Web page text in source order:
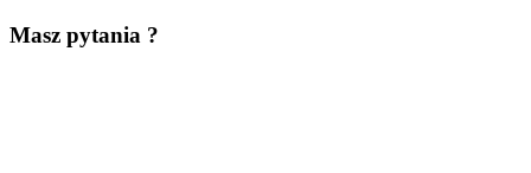
Masz pytania ?